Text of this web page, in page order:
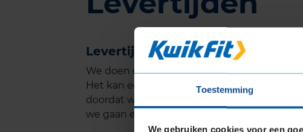
Toestemming
We gebruiken cookies voor een
Levertijden banden
We doen er alles aan om onze producten
Het kan een keer voorkomen dat de
doordat wij afhankelijk zijn van een
we gaan er vanuit dat dit een uitzondering is.